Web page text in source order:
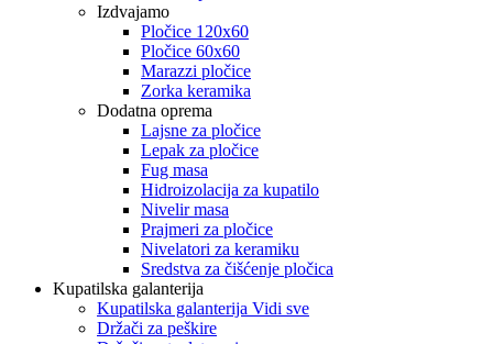
Izdvajamo
Pločice 120x60
Pločice 60x60
Marazzi pločice
Zorka keramika
Dodatna oprema
Lajsne za pločice
Lepak za pločice
Fug masa
Hidroizolacija za kupatilo
Nivelir masa
Prajmeri za pločice
Nivelatori za keramiku
Sredstva za čišćenje pločica
Kupatilska galanterija
Kupatilska galanterija Vidi sve
Držači za peškire